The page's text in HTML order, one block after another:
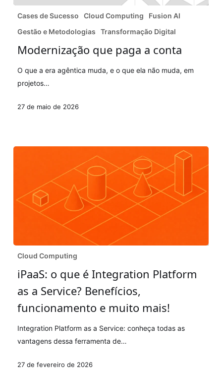
Modernização
paga
Cases de Sucesso Cloud Computing
Fusion AI
Gestão e Metodologias
Transformação Digital
Modernização que paga a conta
O que a era agêntica muda, e o que ela não muda, em
projetos…
27 de maio de 2026
iPaaS:
que
Integration
as
Benefícios,
Cloud Computing
iPaaS: o que é Integration Platform
as a Service? Benefícios,
funcionamento e muito mais!
Integration Platform as a Service: conheça todas as
vantagens dessa ferramenta de…
27 de fevereiro de 2026